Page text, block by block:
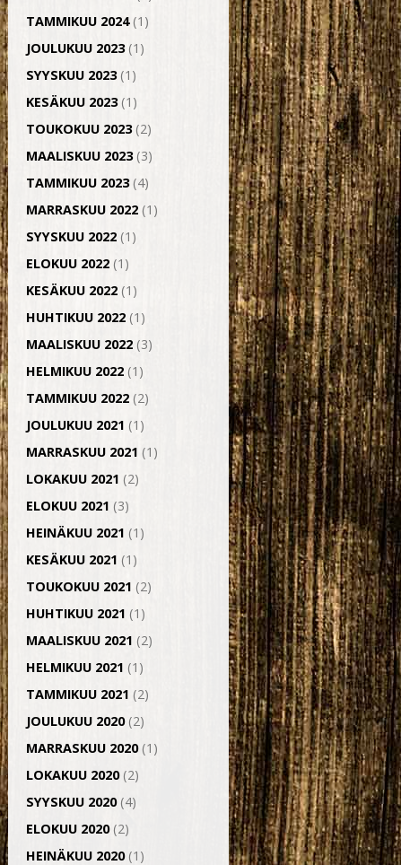
TAMMIKUU 2024(1)
JOULUKUU 2023(1)
SYYSKUU 2023(1)
KESÄKUU 2023(1)
TOUKOKUU 2023(2)
MAALISKUU 2023(3)
TAMMIKUU 2023(4)
MARRASKUU 2022 (1)
SYYSKUU 2022 (1)
ELOKUU 2022 (1)
KESÄKUU 2022 (1)
HUHTIKUU 2022 (1)
MAALISKUU 2022 (3)
HELMIKUU 2022 (1)
TAMMIKUU 2022 (2)
JOULUKUU 2021 (1)
MARRASKUU 2021 (1)
LOKAKUU 2021 (2)
ELOKUU 2021 (3)
HEINÄKUU 2021 (1)
KESÄKUU 2021 (1)
TOUKOKUU 2021 (2)
HUHTIKUU 2021 (1)
MAALISKUU 2021 (2)
HELMIKUU 2021 (1)
TAMMIKUU 2021 (2)
JOULUKUU 2020(2)
MARRASKUU 2020(1)
LOKAKUU 2020(2)
SYYSKUU 2020(4)
ELOKUU 2020(2)
HEINÄKUU 2020(1)